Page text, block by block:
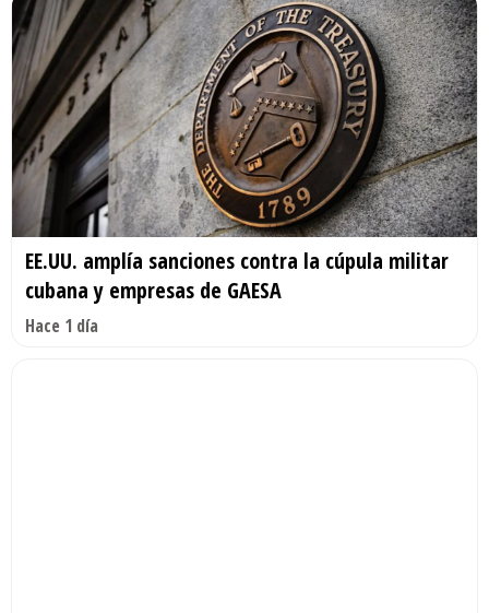
EE.UU. amplía sanciones contra la cúpula militar
cubana y empresas de GAESA
Hace 1 día